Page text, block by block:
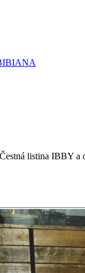
listina IBBY a